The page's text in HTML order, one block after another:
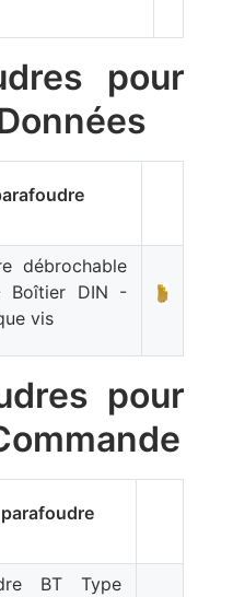
pour
débrochable
Boîtier DIN -
vis
pour
BT Type